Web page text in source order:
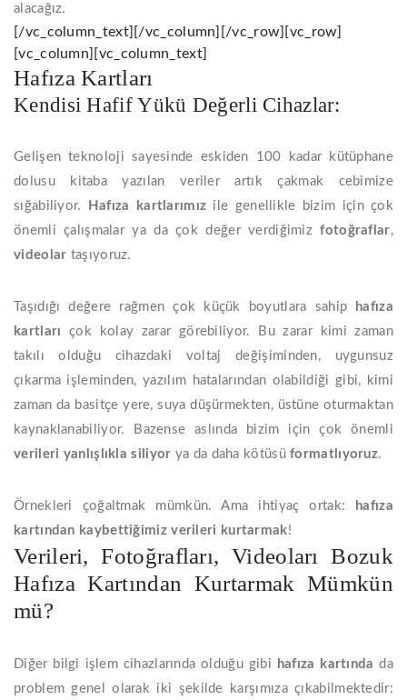
alacağız.
[/vc_column_text][/vc_column][/vc_row][vc_row]
[vc_column][vc_column_text]
Hafıza Kartları
Kendisi Hafif Yükü Değerli Cihazlar:
Gelişen teknoloji sayesinde eskiden 100 kadar kütüphane
dolusu kitaba yazılan veriler artık çakmak cebimize
sığabiliyor.
Hafıza kartlarımız ile genellikle bizim için çok
önemli çalışmalar ya da çok değer verdiğimizfotoğraflar,
videolar taşıyoruz.
Taşıdığı değere rağmen çok küçük boyutlara sahip
hafıza
kartları çok kolay zarar görebiliyor. Bu zarar kimi zaman
takılı olduğu cihazdaki voltaj değişiminden, uygunsuz
çıkarma işleminden, yazılım hatalarından olabildiği gibi, kimi
zaman da basitçe yere, suya düşürmekten, üstüne oturmaktan
kaynaklanabiliyor. Bazense aslında bizim için çok önemli
verileri yanlışlıkla siliyor ya da daha kötüsüformatlıyoruz.
Örnekleri çoğaltmak mümkün. Ama ihtiyaç ortak:
hafıza
kartından kaybettiğimiz verileri kurtarmak!
Verileri, Fotoğrafları, Videoları Bozuk
Hafıza Kartından Kurtarmak Mümkün
mü?
Diğer bilgi işlem cihazlarında olduğu gibi hafıza kartında da
problem genel olarak iki şekilde karşımıza çıkabilmektedir: